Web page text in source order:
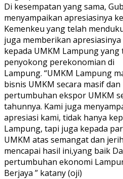
Di kesempatan yang sama,
menyampaikan apresiasinya
Kemenkeu yang telah
juga memberikan apresiasinya
kepada UMKM Lampung
penyokong perekonomian di
Lampung. “UMKM Lampung
bisnis UMKM secara masif dan
pertumbuhan ekspor UMKM
tahunnya. Kami juga
apresiasi kami, tidak hanya
Lampung, tapi juga kepada
UMKM atas semangat dan
mencapai hasil ini,yang baik
pertumbuhan ekonomi
Berjaya ” katany (oji)